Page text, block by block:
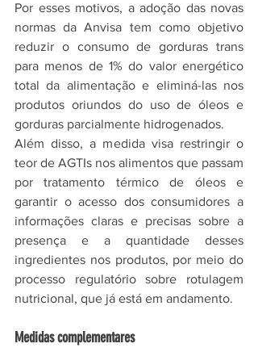
Por esses motivos, a adoção das novas
normas da Anvisa tem como objetivo
reduzir o consumo de gorduras trans
para menos de 1% do valor energético
total da alimentação e eliminá-las nos
produtos oriundos do uso de óleos e
gorduras parcialmente hidrogenados.
Além disso, a medida visa restringir o
teor de AGTIs nos alimentos que passam
por tratamento térmico de óleos e
garantir o acesso dos consumidores a
informações claras e precisas sobre a
presença e a quantidade desses
ingredientes nos produtos, por meio do
processo regulatório sobre rotulagem
nutricional, que já está em andamento.
Medidas complementares